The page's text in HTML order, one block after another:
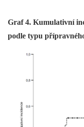
Graf 4. Kumulativní
podle typu